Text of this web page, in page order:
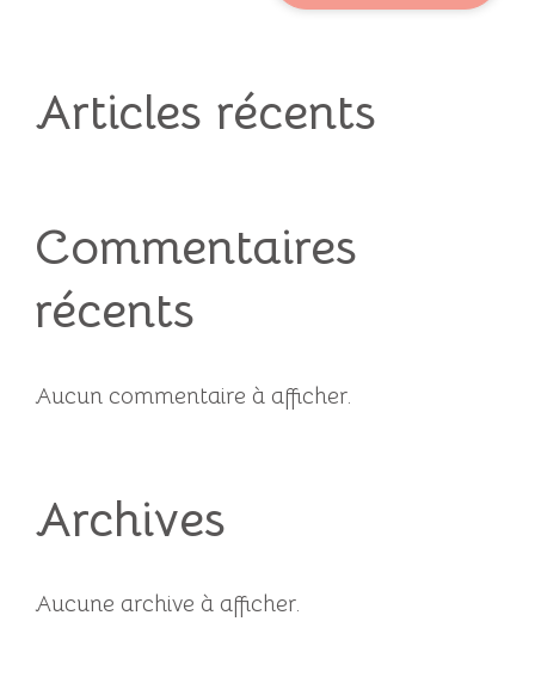
Articles récents
Commentaires
récents
Aucun commentaire à afficher.
Archives
Aucune archive à afficher.